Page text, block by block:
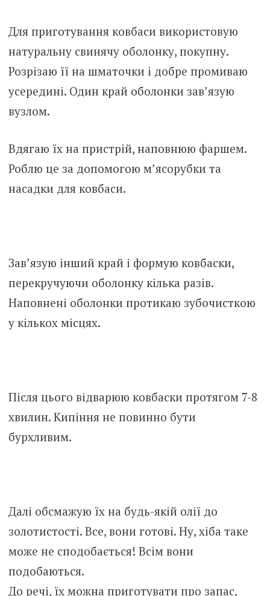
Для приготування ковбаси використовую
натуральну свинячу оболонку, покупну.
Розрізаю її на шматочки і добре промиваю
усередині. Один край оболонки зав’язую
вузлом.
Вдягаю їх на пристрій, наповнюю фаршем.
Роблю це за допомогою м’ясорубки та
насадки для ковбаси.
Зав’язую інший край і формую ковбаски,
перекручуючи оболонку кілька разів.
Наповнені оболонки протикаю зубочисткою
у кількох місцях.
Після цього відварюю ковбаски протягом 7-8
хвилин. Кипіння не повинно бути
бурхливим.
Далі обсмажую їх на будь-якій олії до
золотистості. Все, вони готові. Ну, хіба таке
може не сподобається! Всім вони
подобаються.
До речі, їх можна приготувати про запас,